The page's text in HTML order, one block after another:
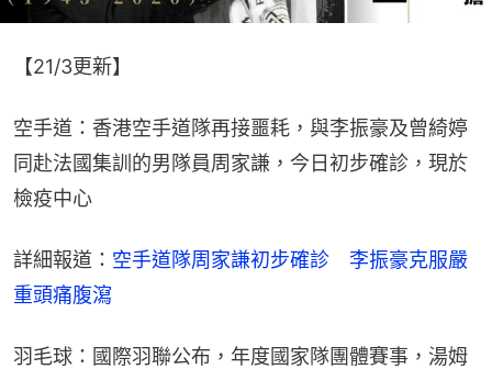
【21/3更新】
空手道：香港空手道隊再接噩耗，與李振豪及曾綺婷
同赴法國集訓的男隊員周家謙，今日初步確診，現於
檢疫中心
詳細報道： 空手道隊周家謙初步確診　李振豪克服嚴
重頭痛腹瀉
羽毛球：國際羽聯公布，年度國家隊團體賽事，湯姆